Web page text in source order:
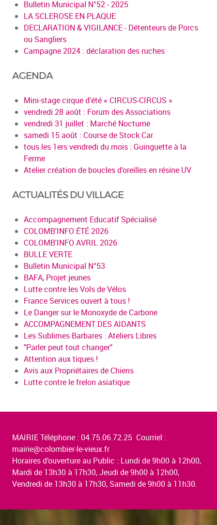
Bulletin Municipal N°52 - 2025
LA SCLEROSE EN PLAQUE
DECLARATION & VIGILANCE - Détenteurs de Porcs
ou Sangliers
Campagne 2024 : déclaration des ruches
AGENDA
Mini-stage cirque d'été « CIRCUS-CIRCUS »
vendredi 28 août : Forum des Associations
vendredi 31 juillet : Marché Nocturne
samedi 15 août : Course de Stock Car
tous les 1ers vendredi du mois : Guinguette à la
Ferme
Atelier création de boucles d’oreilles en résine UV
ACTUALITÉS DU VILLAGE
Accompagnement Educatif Spécialisé
COLOMB'INFO ÉTÉ 2026
COLOMB'INFO AVRIL 2026
BULLE VERTE
Bulletin Municipal N°53
BAFA, Projet jeunes
Lutte contre les Vols de Vélos
France Services ouvert à tous !
Le Danger sur le Monoxyde de Carbone
ACCOMPAGNEMENT DES AIDANTS
Les Sublimes Barbares : Ateliers Libres
"Parler peut tout changer"
Attention aux tiques !
Avis aux Propriétaires de Chiens
Lutte contre le frelon asiatique
MAIRIE Téléphone : 04.75.06.72.25 Courriel :
mairie@colombier-le-vieux.fr
Horaires d’ouverture au Public : Lundi de 9h00 à 12h00,
Mardi de 13h30 à 17h30, Jeudi de 9h00 à 12h00,
Vendredi de 13h30 à 17h30, Samedi de 9h00 à 11h30.